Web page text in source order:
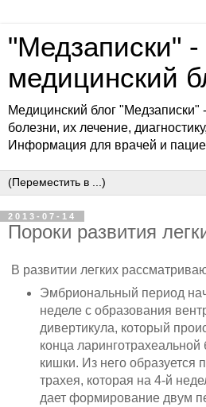
"Медзаписки" -
медицинский
Медицинский блог
болезни, их лечение,
Информация для врачей и
2013-07-14
Пороки развития
В развитии легких
Эмбриональный период
неделе с образова­ния
дивертикула, который
конца
кишки. Из него об­разуется
трахея, которая на 4-й
дает формирование двум